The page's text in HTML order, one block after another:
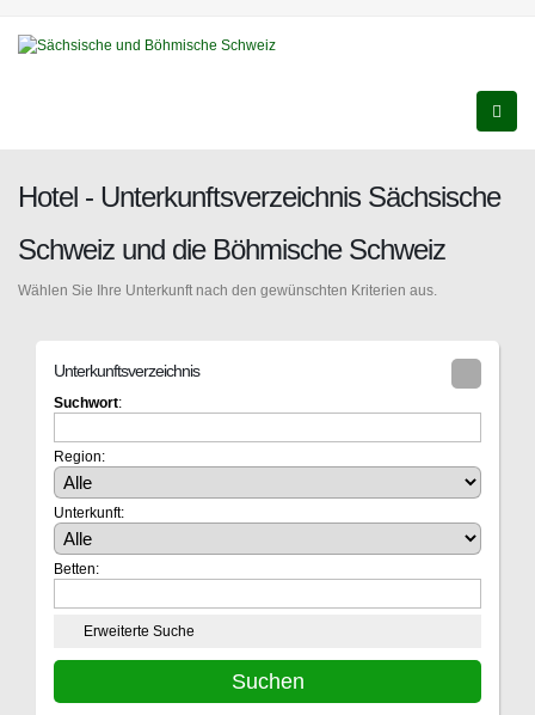
Hotel - Unterkunftsverzeichnis Sächsische
Schweiz und die Böhmische Schweiz
Wählen Sie Ihre Unterkunft nach den gewünschten Kriterien aus.
Unterkunftsverzeichnis
Suchwort:
Region:
Unterkunft:
Betten:
Erweiterte Suche